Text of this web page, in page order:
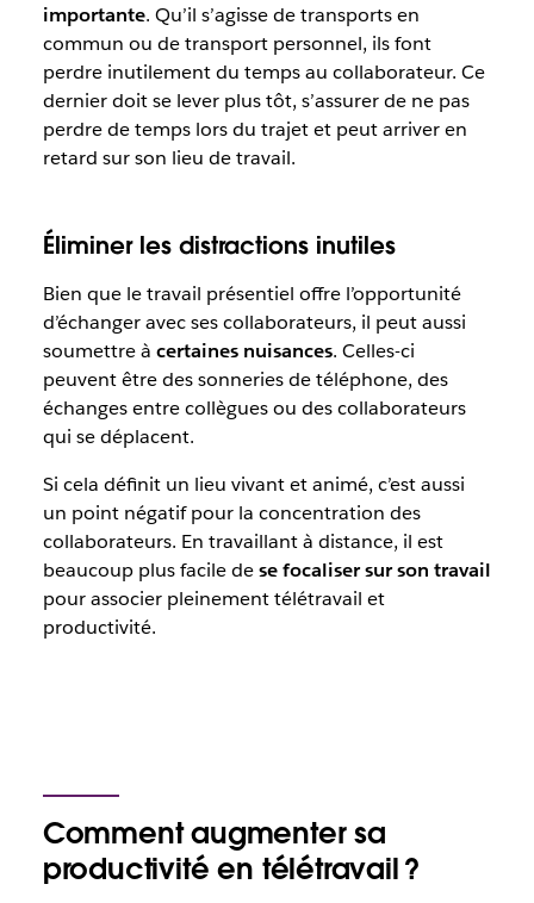
importante. Qu’il s’agisse de transports en
commun ou de transport personnel, ils font
perdre inutilement du temps au collaborateur. Ce
dernier doit se lever plus tôt, s’assurer de ne pas
perdre de temps lors du trajet et peut arriver en
retard sur son lieu de travail.
Éliminer les distractions inutiles
Bien que le travail présentiel offre l’opportunité
d’échanger avec ses collaborateurs, il peut aussi
soumettre à certaines nuisances. Celles-ci
peuvent être des sonneries de téléphone, des
échanges entre collègues ou des collaborateurs
qui se déplacent.
Si cela définit un lieu vivant et animé, c’est aussi
un point négatif pour la concentration des
collaborateurs. En travaillant à distance, il est
beaucoup plus facile dese focaliser sur son travail
pour associer pleinement télétravail et
productivité.
Comment augmenter sa
productivité en télétravail ?